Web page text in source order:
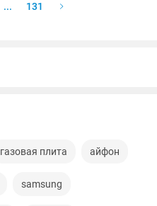
... 131
газовая плита айфон
samsung